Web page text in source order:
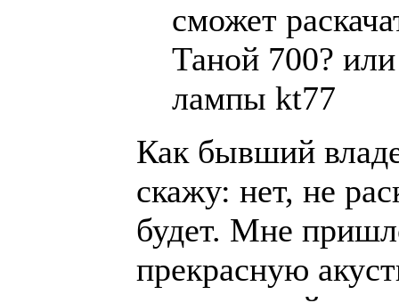
сможет
Таной 700?
лампы kt77
Как бывший
скажу: нет, не
будет. Мне
прекрасную